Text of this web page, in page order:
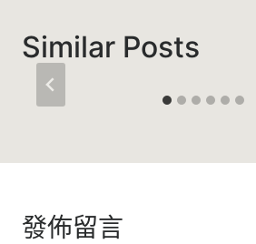
Similar Posts
發佈留言